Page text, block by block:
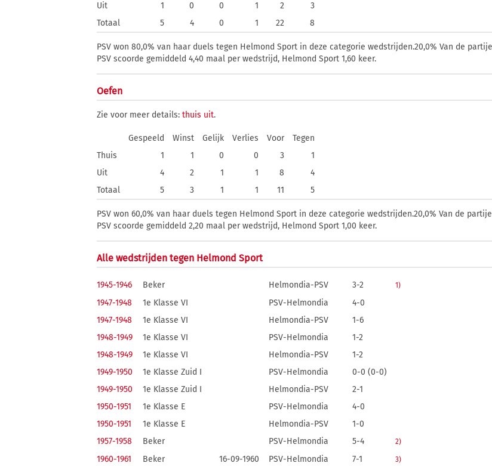
Uit
1 0 0 1 2
3
Totaal
5 4 0 1 22 8
PSV won 80,0% van haar duels tegen Helmond Sport in deze categorie wedstrijden.20,0% Van de
PSV scoorde gemiddeld 4,40 maal per wedstrijd, Helmond Sport 1,60 keer.
Oefen
Zie voor meer details: thuis uit.
Gespeeld Winst Gelijk Verlies Voor
Tegen
Thuis
1 1 0 0 3
1
Uit
4 2 1 1 8
4
Totaal
5 3 1 1 11 5
PSV won 60,0% van haar duels tegen Helmond Sport in deze categorie wedstrijden.20,0% Van de
PSV scoorde gemiddeld 2,20 maal per wedstrijd, Helmond Sport 1,00 keer.
Alle wedstrijden tegen Helmond Sport
1945-1946 Beker Helmondia-PSV 3-2 1)
1947-1948 1e Klasse VI PSV-Helmondia
4-0
1947-1948
1e Klasse VI Helmondia-PSV
1-6
1948-1949
1e Klasse VI PSV-Helmondia
1-2
1948-1949
1e Klasse VI Helmondia-PSV
1-2
1949-1950
1e Klasse Zuid I PSV-Helmondia
0-0 (0-0)
1949-1950
1e Klasse Zuid I Helmondia-PSV
2-1
1950-1951
1e Klasse E PSV-Helmondia
4-0
1950-1951
1e Klasse E Helmondia-PSV
1-0
1957-1958
Beker PSV-Helmondia 5-4 2)
1960-1961 Beker 16-09-1960 PSV-Helmondia 7-1 3)